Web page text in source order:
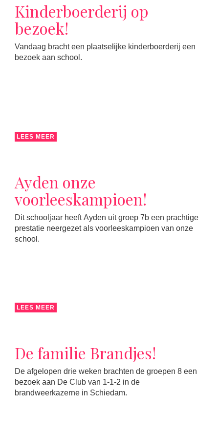
Kinderboerderij op
bezoek!
Vandaag bracht een plaatselijke kinderboerderij een
bezoek aan school.
LEES MEER
Ayden onze
voorleeskampioen!
Dit schooljaar heeft Ayden uit groep 7b een prachtige
prestatie neergezet als voorleeskampioen van onze
school.
LEES MEER
De familie Brandjes!
De afgelopen drie weken brachten de groepen 8 een
bezoek aan De Club van 1-1-2 in de
brandweerkazerne in Schiedam.